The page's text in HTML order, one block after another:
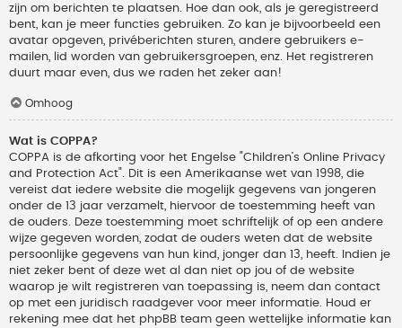
zijn om berichten te plaatsen. Hoe dan ook, als je geregistreerd
bent, kan je meer functies gebruiken. Zo kan je bijvoorbeeld een
avatar opgeven, privéberichten sturen, andere gebruikers e-
mailen, lid worden van gebruikersgroepen, enz. Het registreren
duurt maar even, dus we raden het zeker aan!
Omhoog
Wat is COPPA?
COPPA is de afkorting voor het Engelse "Children’s Online Privacy
and Protection Act". Dit is een Amerikaanse wet van 1998, die
vereist dat iedere website die mogelijk gegevens van jongeren
onder de 13 jaar verzamelt, hiervoor de toestemming heeft van
de ouders. Deze toestemming moet schriftelijk of op een andere
wijze gegeven worden, zodat de ouders weten dat de website
persoonlijke gegevens van hun kind, jonger dan 13, heeft. Indien je
niet zeker bent of deze wet al dan niet op jou of de website
waarop je wilt registreren van toepassing is, neem dan contact
op met een juridisch raadgever voor meer informatie. Houd er
rekening mee dat het phpBB team geen wettelijke informatie kan